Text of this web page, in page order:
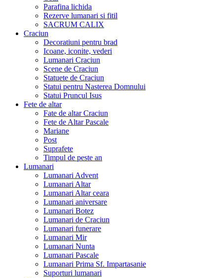
Parafina lichida
Rezerve lumanari si fitil
SACRUM CALIX
Craciun
Decoratiuni pentru brad
Icoane, iconite, vederi
Lumanari Craciun
Scene de Craciun
Statuete de Craciun
Statui pentru Nasterea Domnului
Statui Pruncul Isus
Fete de altar
Fate de altar Craciun
Fete de Altar Pascale
Mariane
Post
Suprafete
Timpul de peste an
Lumanari
Lumanari Advent
Lumanari Altar
Lumanari Altar ceara
Lumanari aniversare
Lumanari Botez
Lumanari de Craciun
Lumanari funerare
Lumanari Mir
Lumanari Nunta
Lumanari Pascale
Lumanari Prima Sf. Impartasanie
Suporturi lumanari